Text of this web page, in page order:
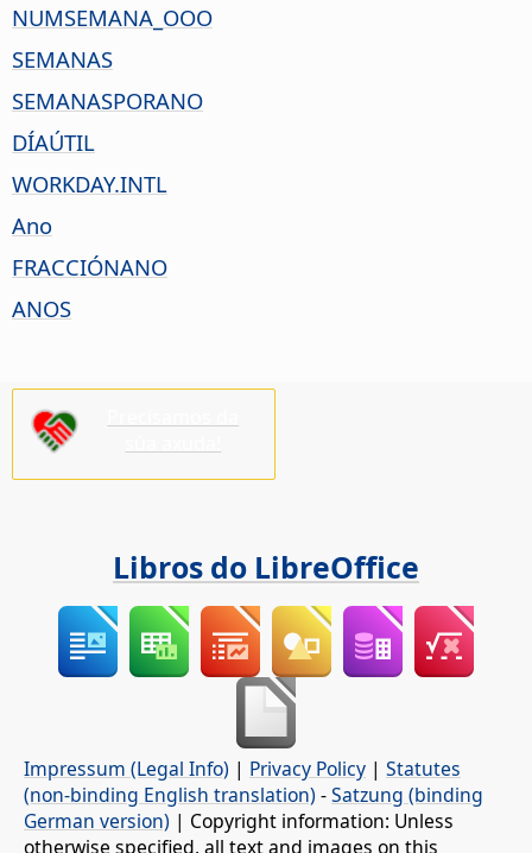
NUMSEMANA_OOO
SEMANAS
SEMANASPORANO
DÍAÚTIL
WORKDAY.INTL
Ano
FRACCIÓNANO
ANOS
Libros do LibreOffice
Impressum (Legal Info) | Privacy Policy | Statutes
(non-binding English translation) -Satzung (binding
German version) | Copyright information: Unless
otherwise specified, all text and images on this